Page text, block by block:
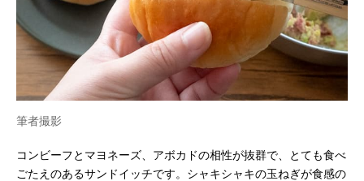
筆者撮影
コンビーフとマヨネーズ、アボカドの相性が抜群で、とても食べ
ごたえのあるサンドイッチです。シャキシャキの玉ねぎが食感の